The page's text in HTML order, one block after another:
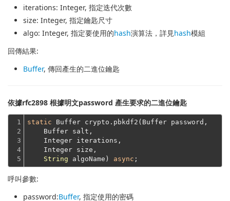
iterations: Integer, 指定迭代次數
size: Integer, 指定鑰匙尺寸
algo: Integer, 指定要使用的hash演算法，詳見hash模組
回傳結果:
Buffer, 傳回產生的二進位鑰匙
依據rfc2898 根據明文password 產生要求的二進位鑰匙
1
2
3
4
5
static Buffer crypto.pbkdf2(Buffer password,
    Buffer salt,
    Integer iterations,
    Integer size,
String algoName) async
呼叫參數:
password:Buffer, 指定使用的密碼